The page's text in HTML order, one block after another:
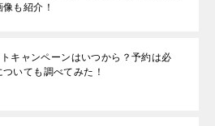
も紹介！
キャンペーンはいつから？予約は必
いても調べてみた！